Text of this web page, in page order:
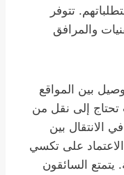
تتوفر
والمرافق
بين المواقع
تحتاج إلى نقل من
الانتقال بين
الاعتماد على تكسي
يتمتع السائقون